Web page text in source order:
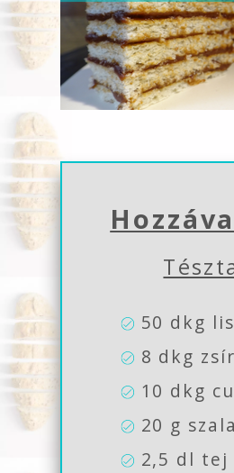
50 dkg
8 dkg zsír
10 dkg
20 g
2,5 dl tej